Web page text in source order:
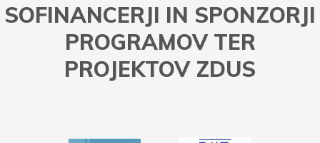
SOFINANCERJI IN SPONZORJI
PROGRAMOV TER
PROJEKTOV ZDUS